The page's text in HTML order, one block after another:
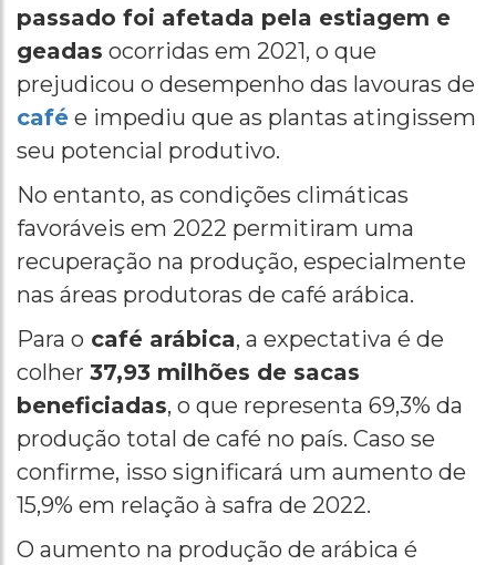
passado foi afetada pela estiagem e
geadas ocorridas em 2021, o que
prejudicou o desempenho das lavouras de
café e impediu que as plantas atingissem
seu potencial produtivo.
No entanto, as condições climáticas
favoráveis em 2022 permitiram uma
recuperação na produção, especialmente
nas áreas produtoras de café arábica.
Para o café arábica, a expectativa é de
colher 37,93 milhões de sacas
beneficiadas, o que representa 69,3% da
produção total de café no país. Caso se
confirme, isso significará um aumento de
15,9% em relação à safra de 2022.
O aumento na produção de arábica é